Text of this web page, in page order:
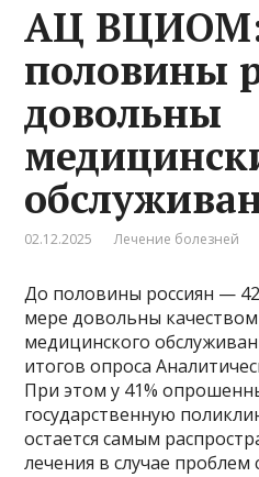
АЦ ВЦИОМ:
половины
довольны
02.12.2025 Лечение болезней
До половины россиян —
мере довольны
медицинского
итогов опроса
При этом у 41%
государственную
остается самым
лечения в случае проблем